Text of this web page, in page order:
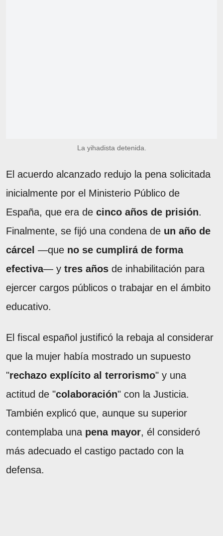
La yihadista detenida.
El acuerdo alcanzado redujo la pena solicitada
inicialmente por el Ministerio Público de
España, que era de cinco años de prisión.
Finalmente, se fijó una condena de un año de
cárcel —que no se cumplirá de forma
efectiva— y tres años de inhabilitación para
ejercer cargos públicos o trabajar en el ámbito
educativo.
El fiscal español justificó la rebaja al considerar
que la mujer había mostrado un supuesto
"rechazo explícito al terrorismo" y una
actitud de "colaboración" con la Justicia.
También explicó que, aunque su superior
contemplaba una pena mayor, él consideró
más adecuado el castigo pactado con la
defensa.